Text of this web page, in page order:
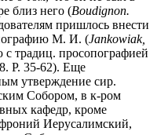
близ него (Boudignon.
пришлось внести
М. И. (Jankowiak,
с традиц. просопографией
P. 35-62). Еще
утверждение сир.
Собором, в к-ром
кафедр, кроме
Иерусалимский,